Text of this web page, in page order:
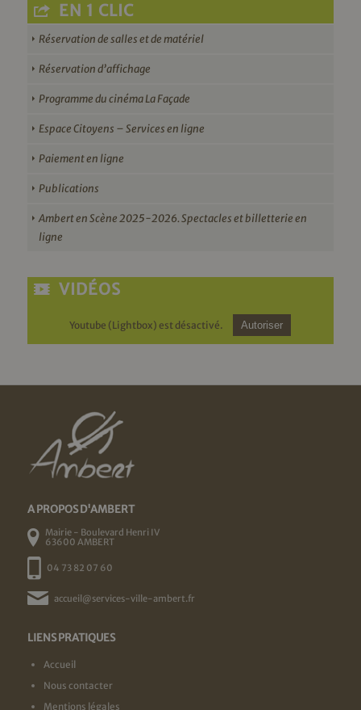
EN 1 CLIC
Réservation de salles et de matériel
Réservation d’affichage
Programme du cinéma La Façade
Espace Citoyens – Services en ligne
Paiement en ligne
Publications
Ambert en Scène 2025-2026. Spectacles et billetterie en
ligne
VIDÉOS
Youtube (Lightbox) est désactivé. Autoriser
A PROPOS D'AMBERT
Mairie - Boulevard Henri IV
63600 AMBERT
04 73 82 07 60
accueil@services-ville-ambert.fr
LIENS PRATIQUES
Accueil
Nous contacter
Mentions légales